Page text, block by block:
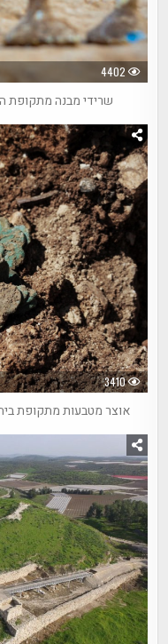
4402
שרידי מבנה מתקופת
3410
אוצר מטבעות מתקופת